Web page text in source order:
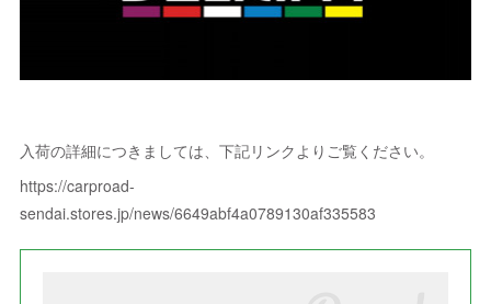
入荷の詳細につきましては、下記リンクよりご覧ください。
https://carproad-
sendai.stores.jp/news/6649abf4a0789130af335583